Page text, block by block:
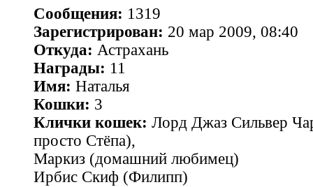
Сообщения: 1319
Зарегистрирован: 20 мар 2009, 08:40
Откуда: Астрахань
Награды: 11
Имя: Наталья
Кошки: 3
Клички кошек: Лорд Джаз Сильвер
просто Стёпа),
Маркиз (домашний любимец)
Ирбис Скиф (Филипп)